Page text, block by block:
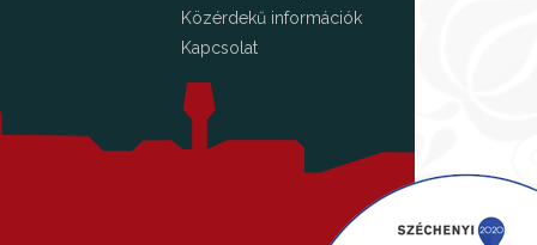
Közérdekű információk
Kapcsolat